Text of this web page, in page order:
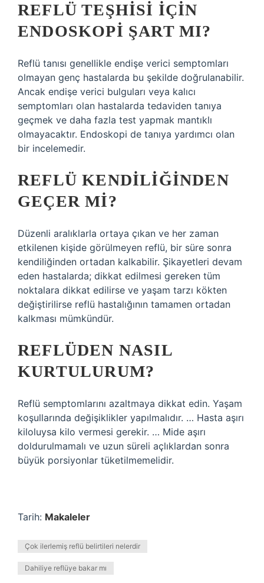
REFLÜ TEŞHISI IÇIN
ENDOSKOPI ŞART MI?
Reflü tanısı genellikle endişe verici semptomları
olmayan genç hastalarda bu şekilde doğrulanabilir.
Ancak endişe verici bulguları veya kalıcı
semptomları olan hastalarda tedaviden tanıya
geçmek ve daha fazla test yapmak mantıklı
olmayacaktır. Endoskopi de tanıya yardımcı olan
bir incelemedir.
REFLÜ KENDILIĞINDEN
GEÇER MI?
Düzenli aralıklarla ortaya çıkan ve her zaman
etkilenen kişide görülmeyen reflü, bir süre sonra
kendiliğinden ortadan kalkabilir. Şikayetleri devam
eden hastalarda; dikkat edilmesi gereken tüm
noktalara dikkat edilirse ve yaşam tarzı kökten
değiştirilirse reflü hastalığının tamamen ortadan
kalkması mümkündür.
REFLÜDEN NASIL
KURTULURUM?
Reflü semptomlarını azaltmaya dikkat edin. Yaşam
koşullarında değişiklikler yapılmalıdır. … Hasta aşırı
kiloluysa kilo vermesi gerekir. … Mide aşırı
doldurulmamalı ve uzun süreli açlıklardan sonra
büyük porsiyonlar tüketilmemelidir.
Tarih: Makaleler
Çok ilerlemiş reflü belirtileri nelerdir
Dahiliye reflüye bakar mı